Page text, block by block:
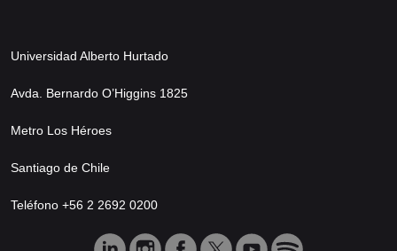
Universidad Alberto Hurtado
Avda. Bernardo O’Higgins 1825
Metro Los Héroes
Santiago de Chile
Teléfono +56 2 2692 0200